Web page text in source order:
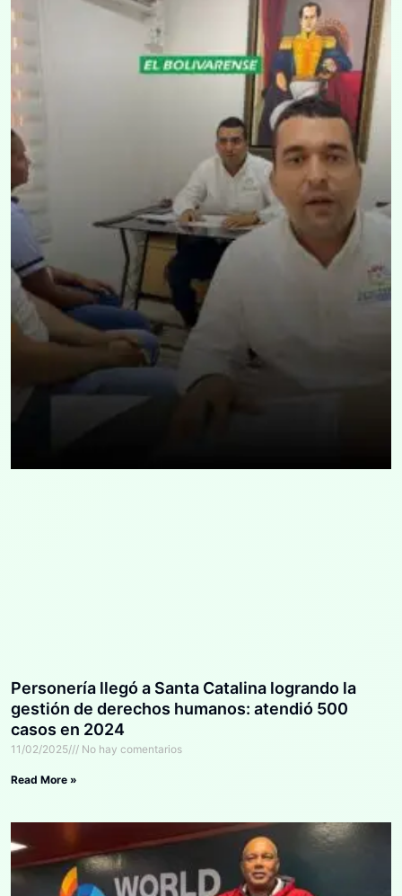
Personería llegó a Santa Catalina logrando la
gestión de derechos humanos: atendió 500
casos en 2024
11/02/2025 No hay comentarios
Read More »